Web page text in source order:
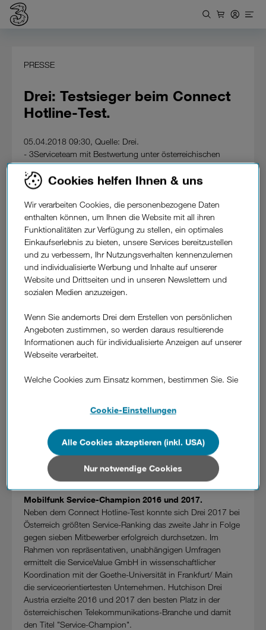
PRESSE
Drei: Testsieger beim Connect
Hotline-Test.
05.04.2018 09:30, Quelle: Drei.
- 3Serviceteam mit Bestwertung unter österreichischen
Betreibern.
- 50 Kontakte zu unterschiedlichen Zeiten über mehrere
Wochen pro Anbieter.
Drei erzielte im jährlichen Hotline-Test des deutschen
Fachmagazins "Connect" (Heft 05/2018) die Bestwertung
aller österreichischen Netzbetreiber. Connect hat den
Kundenservice von 20 Anbietern in drei Ländern auf die
Probe gestellt. 273 Tester haben die Hotlines der Anbieter
per Telefon mehrere Wochen lang kontaktiert. In 50
Kontakten pro Netzbetreiber wurden Qualität der Aussagen,
Erreichbarkeit, Wartezeit, Kosten und Freundlichkeit
bewertet. Mit 421 von 500 maximal möglichen Punkten
wurde das Serviceteam von Drei zum österreichischen
Connect Testsieger. O-Ton Connect: "Österreich kann auch
Service – und der Netzbetreiber Drei kann’s am besten. Um
vorbildlich."
2018-beratung-service-3198309.html
Rudolf Schrefl, CCO von Drei: "Die Bestnote im Connect
Hotline-Test bestätigt, dass unsere kontinuierliche
Optimierung der Servicequalität Früchte trägt. Vielen Dank
an alle Mitarbeiter des 3Serviceteams für ihren Einsatz."
Mobilfunk Service-Champion 2016 und 2017.
Neben dem Connect Hotline-Test konnte sich Drei 2017 bei
Österreich größten Service-Ranking das zweite Jahr in Folge
gegen sieben Mitbewerber erfolgreich durchsetzen. Im
Rahmen von repräsentativen, unabhängigen Umfragen
ermittelt die ServiceValue GmbH in wissenschaftlicher
Koordination mit der Goethe-Universität in Frankfurt/ Main
die serviceorientiertesten Unternehmen. Hutchison Drei
Austria erzielte 2016 und 2017 den besten Platz in der
österreichischen Telekommunikations-Branche und damit
den Titel "Service-Champion".
Cookies helfen Ihnen & uns
Wir verarbeiten Cookies, die personenbezogene Daten
enthalten können, um Ihnen die Website mit all ihren
Funktionalitäten zur Verfügung zu stellen, ein optimales
Einkaufserlebnis zu bieten, unsere Services bereitzustellen
und zu verbessern, Ihr Nutzungsverhalten kennenzulernen
und individualisierte Werbung und Inhalte auf unserer
Website und Drittseiten und in unseren Newslettern und
sozialen Medien anzuzeigen.
Wenn Sie andernorts Drei dem Erstellen von persönlichen
Angeboten zustimmen, so werden daraus resultierende
Informationen auch für individualisierte Anzeigen auf unserer
Webseite verarbeitet.
Welche Cookies zum Einsatz kommen, bestimmen Sie. Sie
Details und alle Optionen finden Sie unter „Cookie-
Wenn Sie allen Cookies zustimmen, werden auch Cookies
von Drittanbietern verarbeitet, die Ihre Daten in Ländern
außerhalb der europäischen Union (z.B. in den USA)
verarbeiten. Sie unterliegen keinem EU-konformen
Datenschutzniveau und es stehen keine wirksamen
Rechtsbehelfe zur Verfügung.
Cookies von Unternehmen in Drittstaaten, die ein ähnliches
Datenschutzniveau wie in der Europäischen Union aufweisen
(z.B. Data Privacy Framework), werden wie europäische
Unternehmen behandelt.
Wenn Sie „Nur notwendige Cookies“ wählen, dann sind für
Sie nur jene Cookies im Einsatz, die zur Funktion dieser
Website unerlässlich sind.
Cookie-Einstellungen
Nur notwendige Cookies
Alle Cookies akzeptieren (inkl. USA)